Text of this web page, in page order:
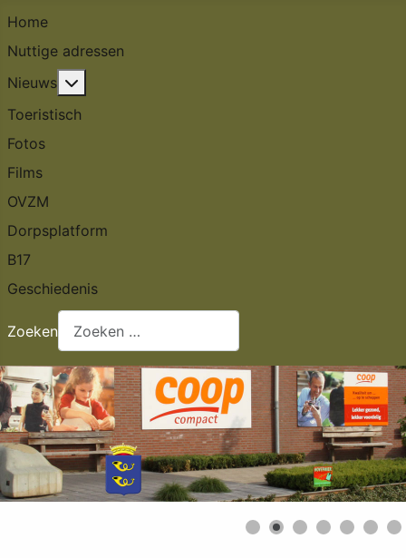
Home
Nuttige adressen
Nieuws
Toeristisch
Fotos
Films
OVZM
Dorpsplatform
B17
Geschiedenis
Zoeken